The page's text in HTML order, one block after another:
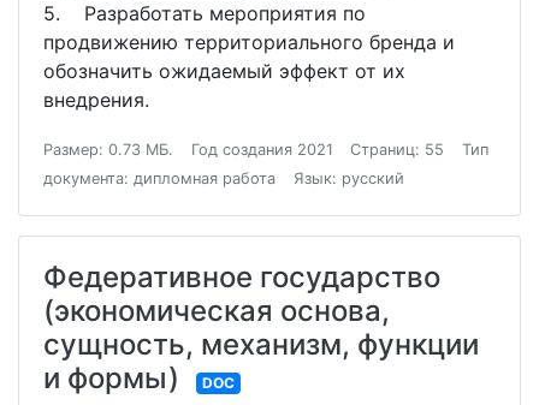
5. Разработать мероприятия по
продвижению территориального бренда и
обозначить ожидаемый эффект от их
внедрения.
Размер: 0.73 МБ. Год создания 2021 Страниц: 55
Тип
документа: дипломная работа
Язык: русский
Федеративное государство
(экономическая основа,
сущность, механизм, функции
и формы)
DOC